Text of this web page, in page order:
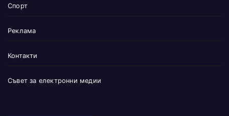
Спорт
Реклама
Контакти
Съвет за електронни медии